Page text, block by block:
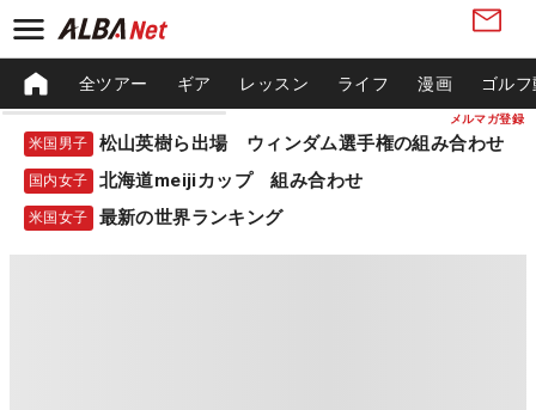
メルマガ登録
全ツアー ギア レッスン ライフ 漫画 ゴル
米国男子 松山英樹ら出場 ウィンダム選手権の組み合わせ
国内女子 北海道meijiカップ 組み合わせ
米国女子 最新の世界ランキング